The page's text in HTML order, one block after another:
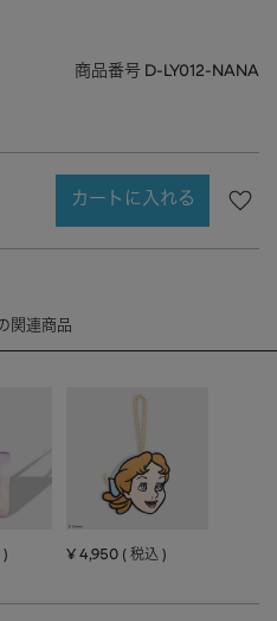
商品番号 D-LY012-NANA
カートに入れる
¥ 4,950 税込